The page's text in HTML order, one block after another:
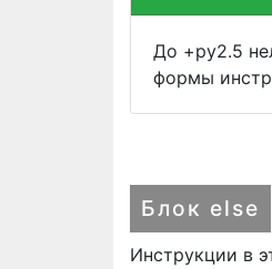
До +py2.5
формы
Блок else
Инструкции в